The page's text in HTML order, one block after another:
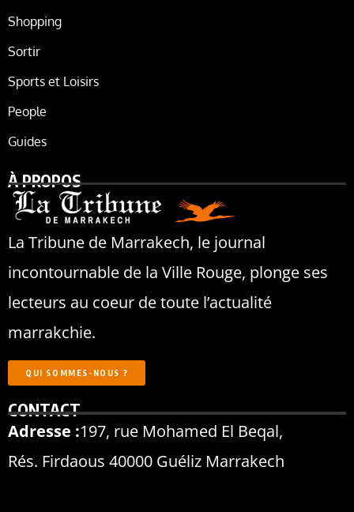
Shopping
Sortir
Sports et Loisirs
People
Guides
À PROPOS
La Tribune de Marrakech, le journal
incontournable de la Ville Rouge, plonge ses
lecteurs au coeur de toute l’actualité
marrakchie.
QUI SOMMES-NOUS ?
CONTACT
Adresse :197, rue Mohamed El Beqal,
Rés. Firdaous 40000 Guéliz Marrakech